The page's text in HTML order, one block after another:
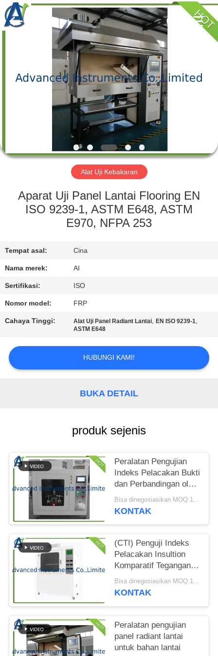
PRODUK
TENTANG
TUR
KONTROL
HUBUNGI
KAMI
BERITA
PERMINTAAN
POLICY
Advanced
Instruments
Co.,Limited.
All
Rights
Alat Uji Kebakaran
Aparat Uji Panel Lantai Flooring EN
ISO 9239-1, ASTM E648, ASTM
E970, NFPA 253
Tempat asal: Cina
Nama merek: AI
Sertifikasi: ISO
Nomor model: FRP
Cahaya Tinggi: Alat Uji Panel Radiant Lantai,EN ISO 9239-1,
ASTM E648
HUBUNGI KAMI!
BUKA DETAIL
produk sejenis
Peralatan Pengujian
Indeks Pelacakan Bukti
dan Perbandingan oleh
UL 746A
Bisa dinegosiasikan MOQ:1 SET Peralatan Pengujian Indeks Pelacakan Komparatif
KONTAK
(CTI) Penguji Indeks
Pelacakan Insultion
Komparatif Tegangan
Rendah oleh ASTM
D3638-12
Bisa dinegosiasikan MOQ:1 SET Penguji Indeks Pelacakan Penghinaan Komparatif
KONTAK
Peralatan pengujian
panel radiant lantai
untuk bahan lantai